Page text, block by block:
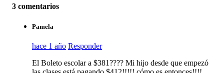
3 comentarios
Pamela
hace 1 año Responder
El Boleto escolar a $381???? Mi hijo desde que empezó